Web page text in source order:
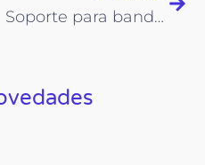
Soporte para banderas tipo gota